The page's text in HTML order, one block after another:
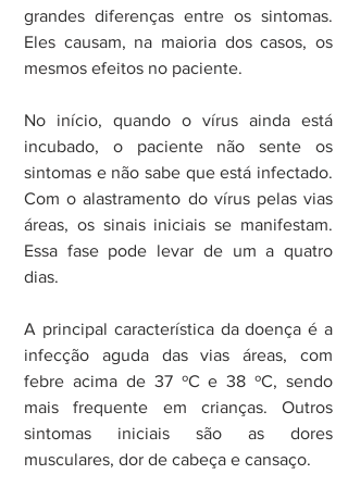
grandes diferenças entre os sintomas.
Eles causam, na maioria dos casos, os
mesmos efeitos no paciente.
No início, quando o vírus ainda está
incubado, o paciente não sente os
sintomas e não sabe que está infectado.
Com o alastramento do vírus pelas vias
áreas, os sinais iniciais se manifestam.
Essa fase pode levar de um a quatro
dias.
A principal característica da doença é a
infecção aguda das vias áreas, com
febre acima de 37 ºC e 38 ºC, sendo
mais frequente em crianças. Outros
sintomas iniciais são as dores
musculares, dor de cabeça e cansaço.